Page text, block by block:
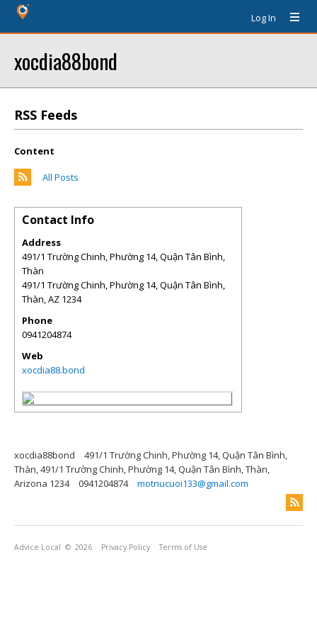
Log In
xocdia88bond
RSS Feeds
Content
All Posts
Contact Info
Address
491/1 Trường Chinh, Phường 14, Quận Tân Bình,
Thàn
491/1 Trường Chinh, Phường 14, Quận Tân Bình,
Thàn,AZ 1234
Phone
0941204874
Web
xocdia88.bond
xocdia88bond
491/1 Trường Chinh, Phường 14, Quận Tân Bình,
Thàn, 491/1 Trường Chinh, Phường 14, Quận Tân Bình, Thàn,
Arizona 1234
0941204874 motnucuoi133@gmail.com
Advice Local © 2026 Privacy Policy Terms of Use